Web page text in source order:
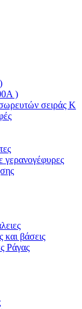
)
σειράς Κ
γερανογέφυρες
και βάσεις
Ράγας